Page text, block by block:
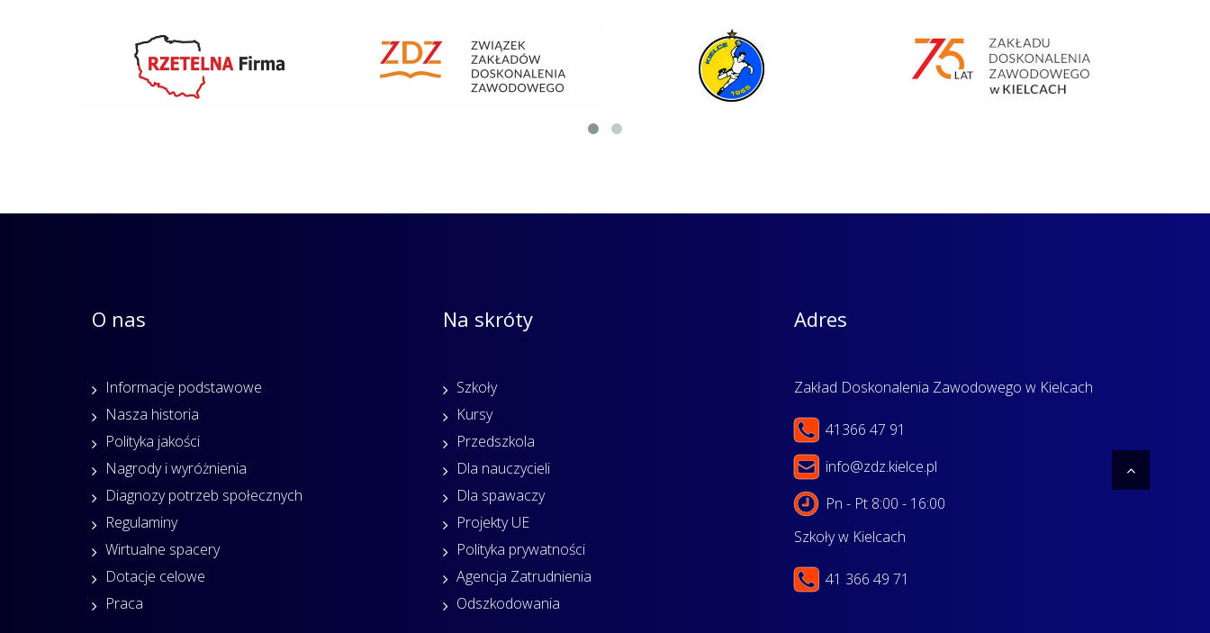
O nas
Informacje podstawowe
Nasza historia
Polityka jakości
Nagrody i wyróżnienia
Diagnozy potrzeb społecznych
Regulaminy
Wirtualne spacery
Dotacje celowe
Praca
Na skróty
Szkoły
Kursy
Przedszkola
Dla nauczycieli
Dla spawaczy
Projekty UE
Polityka prywatności
Agencja Zatrudnienia
Odszkodowania
Adres
Zakład Doskonalenia Zawodowego w Kielcach
41366 47 91
info@zdz.kielce.pl
Pn - Pt 8:00 - 16:00
Szkoły w Kielcach
41 366 49 71